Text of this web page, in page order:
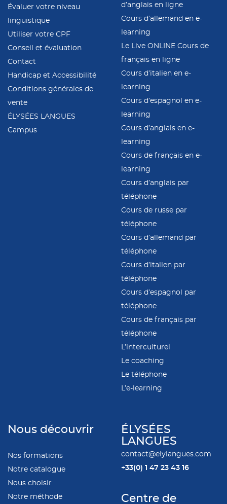
Évaluer votre niveau
linguistique
Utiliser votre CPF
Conseil et évaluation
Contact
Handicap et Accessibilité
Conditions générales de
vente
ÉLYSÉES LANGUES
Campus
d’anglais en ligne
Cours d’allemand en e-
learning
Le Live ONLINE Cours de
français en ligne
Cours d’italien en e-
learning
Cours d’espagnol en e-
learning
Cours d’anglais en e-
learning
Cours de français en e-
learning
Cours d’anglais par
téléphone
Cours de russe par
téléphone
Cours d’allemand par
téléphone
Cours d’italien par
téléphone
Cours d’espagnol par
téléphone
Cours de français par
téléphone
L’interculturel
Le coaching
Le téléphone
L’e-learning
Nous découvrir
Nos formations
Notre catalogue
Nous choisir
Notre méthode
ÉLYSÉES
LANGUES
contact@elylangues.com
+33(0) 1 47 23 43 16
Centre de